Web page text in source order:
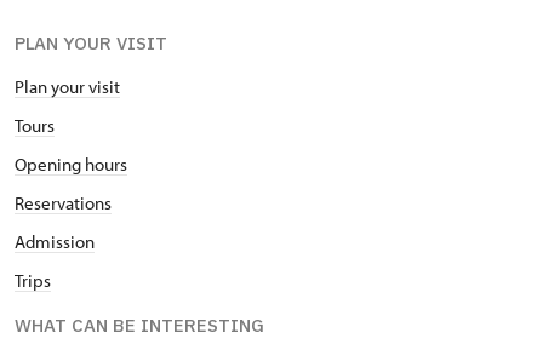
PLAN YOUR VISIT
Plan your visit
Tours
Opening hours
Reservations
Admission
Trips
WHAT CAN BE INTERESTING